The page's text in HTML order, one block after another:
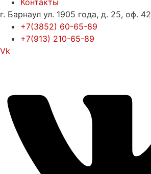
Контакты
г. Барнаул ул. 1905 года, д. 25, оф. 42
+7(3852) 60-65-89
+7(913) 210-65-89
Vk